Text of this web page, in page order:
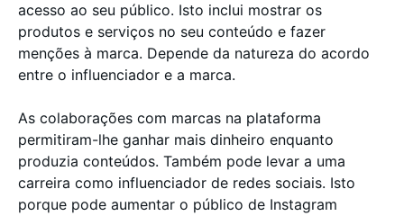
acesso ao seu público. Isto inclui mostrar os
produtos e serviços no seu conteúdo e fazer
menções à marca. Depende da natureza do acordo
entre o influenciador e a marca.
As colaborações com marcas na plataforma
permitiram-lhe ganhar mais dinheiro enquanto
produzia conteúdos. Também pode levar a uma
carreira como influenciador de redes sociais. Isto
porque pode aumentar o público de Instagram